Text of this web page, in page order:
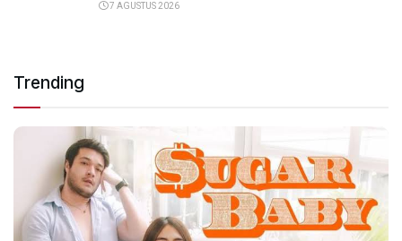
7 AGUSTUS 2026
Trending